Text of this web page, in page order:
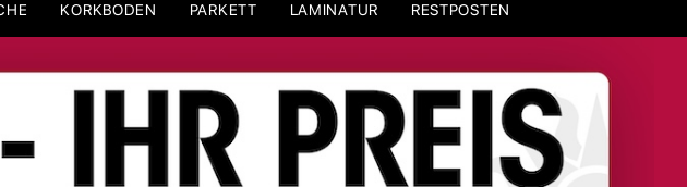
KORKBODEN PARKETT LAMINATUR RESTPOSTEN